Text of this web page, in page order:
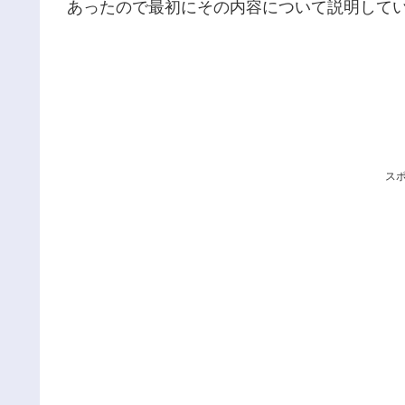
あったので最初にその内容について説明して
ス